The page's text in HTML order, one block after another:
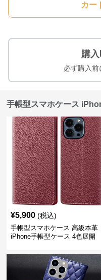
カー
購
必ず購入前
手帳型スマホケース
¥5,900 (税込)
手帳型スマホケース 高級本革
iPhone手帳型ケース 4色展開